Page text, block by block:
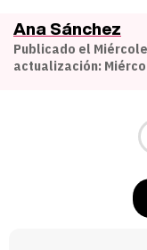
Ana Sánchez
Publicado el
actualización: